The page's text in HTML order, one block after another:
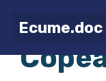
Ecume.doc